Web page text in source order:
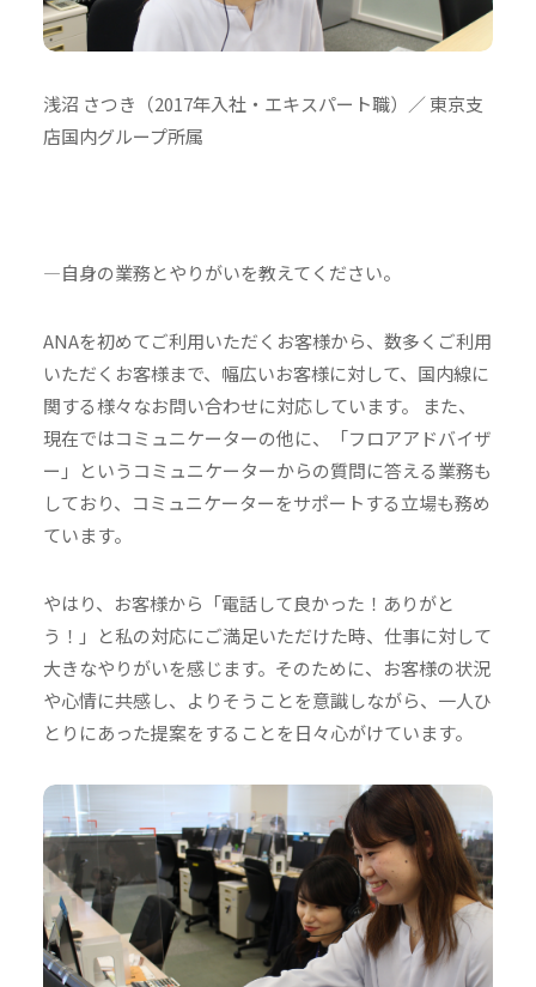
浅沼 さつき（2017年入社・エキスパート職）／ 東京支
店国内グループ所属
—自身の業務とやりがいを教えてください。
ANAを初めてご利用いただくお客様から、数多くご利用
いただくお客様まで、幅広いお客様に対して、国内線に
関する様々なお問い合わせに対応しています。 また、
現在ではコミュニケーターの他に、「フロアアドバイザ
ー」というコミュニケーターからの質問に答える業務も
しており、コミュニケーターをサポートする立場も務め
ています。
やはり、お客様から「電話して良かった！ありがと
う！」と私の対応にご満足いただけた時、仕事に対して
大きなやりがいを感じます。そのために、お客様の状況
や心情に共感し、よりそうことを意識しながら、一人ひ
とりにあった提案をすることを日々心がけています。